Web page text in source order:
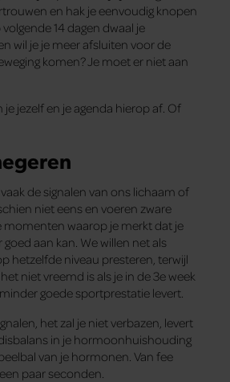
en hak je eenvoudig knopen
14 dagen dwaal je
wil je je meer afsluiten voor de
komen? Je moet er niet aan
jezelf en je agenda hierop af. Of
de signalen van ons lichaam of
niet eens en voeren zware
waarop je merkt dat je
aan kan. We willen net als
hetzelfde niveau presteren, terwijl
niet vreemd is als je in de 3e week
goede sportprestatie levert.
het zal je niet verbazen, levert
in je hormoonhuishouding
van je hormonen. Van fee
paar seconden.